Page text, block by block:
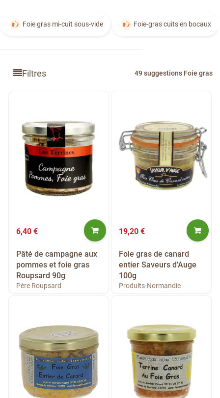
Foie gras mi-cuit sous-vide Foie-gras cuits en bocaux
Filtres 49 suggestions Foie gras
6,40 €
Pâté de campagne aux
pommes et foie gras
Roupsard 90g
Père Roupsard
19,20 €
Foie gras de canard
entier Saveurs d'Auge
100g
Produits-Normandie